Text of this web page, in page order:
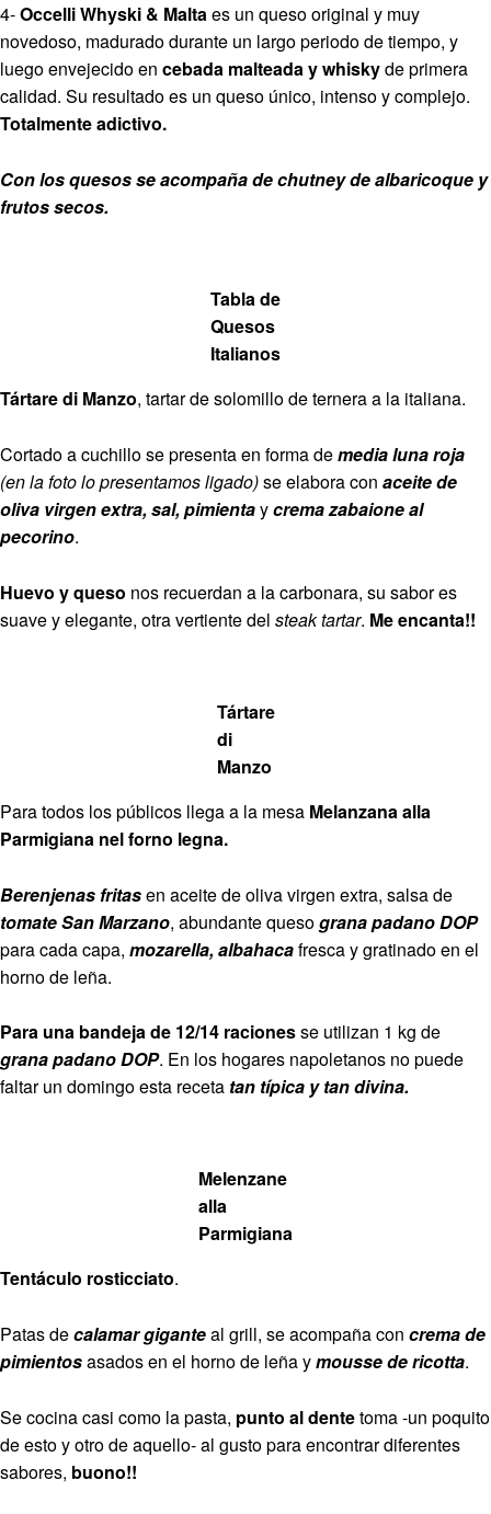
4-Occelli Whyski & Maltaes un queso original y muy
novedoso, madurado durante un largo periodo de tiempo, y
luego envejecido en cebada malteada y whiskyde primera
calidad. Su resultado es un queso único, intenso y complejo.
Totalmente adictivo.
Con los quesos se acompaña de chutney de albaricoque y
frutos secos.
Tabla de
Quesos
Italianos
Tártare di Manzo, tartar de solomillo de ternera a la italiana.
Cortado a cuchillo se presenta en forma demedia luna roja
(en la foto lo presentamos ligado)se elabora con aceite de
oliva virgen extra, sal, pimientaycrema zabaione al
pecorino.
Huevo y queso nos recuerdan a la carbonara, su sabor es
suave y elegante, otra vertiente del steak tartar. Me encanta!!
Tártare
di
Manzo
Para todos los públicos llega a la mesa Melanzana alla
Parmigiana nel forno legna.
Berenjenas fritasen aceite de oliva virgen extra, salsa de
tomate San Marzano, abundante quesograna padano DOP
para cada capa, mozarella, albahacafresca y gratinado en el
horno de leña.
Para una bandeja de 12/14 racionesse utilizan 1 kg de
grana padano DOP. En los hogares napoletanos no puede
faltar un domingo esta receta tan típica y tan divina.
Melenzane
alla
Parmigiana
Tentáculo rosticciato.
Patas decalamar giganteal grill, se acompaña con crema de
pimientosasados en el horno de leña ymousse de ricotta.
Se cocina casi como la pasta, punto al dentetoma -un poquito
de esto y otro de aquello- al gusto para encontrar diferentes
sabores, buono!!